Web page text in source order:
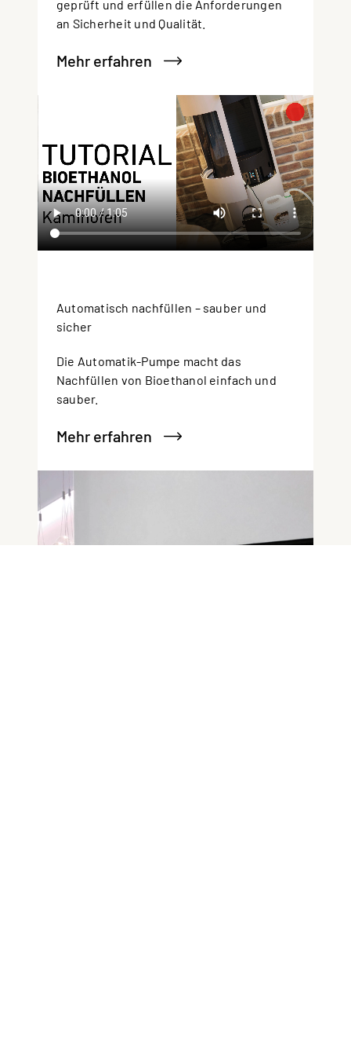
geprüft und erfüllen die Anforderungen
an Sicherheit und Qualität.
Mehr erfahren
Automatisch nachfüllen – sauber und
sicher
Die Automatik-Pumpe macht das
Nachfüllen von Bioethanol einfach und
sauber.
Mehr erfahren